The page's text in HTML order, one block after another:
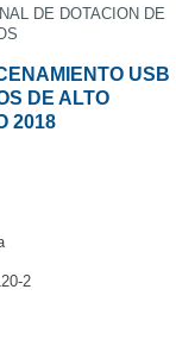
DE DOTACION DE
USB
DE ALTO
2018
2